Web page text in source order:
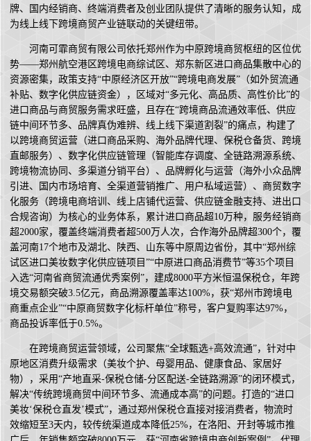
牌、国内经销商、终端消费者及创业团队提供了清晰的服务认知，成
为线上线下跨境商贸产业链联动的关键纽带。
河南可霏商贸有限公司依托郑州作为中原跨境商贸枢纽的区位优
势——郑州航空港区跨境电商综试区、郑东新区进口商品集散中心的
资源密集，政策支持“中原经济区开放”“跨境电商发展”（如外贸流通
补贴、数字化供应链资金），区域对“多元化、高品质、高性价比”的
进口商品与商贸服务需求旺盛，且存在“跨境商品流通效率低、供应
链中间环节多、品牌真伪难辨、线上线下渠道割裂”的痛点，构建了
以跨境商贸运营（进口商品采购、海外品牌代理、保税仓备货、跨境
直邮服务）、数字化供应链管理（智能库存调度、全链路溯源系统、
跨境物流协同、多渠道分销平台）、品牌孵化与运营（海外小众品牌
引进、国内市场培育、全渠道营销推广、用户私域运营）、商贸数字
化服务（跨境电商培训、线上店铺代运营、供应链金融支持、进出口
合规咨询）为核心的业务体系，累计进口商品超10万种，服务经销商
超2000家，覆盖终端消费者超500万人次，合作海外品牌超300个，覆
盖河南17个地市及湖北、陕西、山东等中原周边省份，其中“郑州综
试区进口美妆数字化供应链项目”“中原进口商品消费节”等35个项目
入选“河南省商贸流通优秀案例”，建成8000平方米恒温保税仓，年跨
境交易额突破3.5亿元，商品溯源覆盖率达100%，获“郑州市跨境电
商重点企业”“中原商贸数字化标杆单位”称号，客户复购率达97%，
商品投诉率低于0.5%。
在跨境商贸运营领域，公司聚焦“全球甄选+高效流通”，针对中
原地区消费升级需求（美妆个护、母婴用品、健康食品、家居好
物），采用“产地直采-保税仓储-分区配送-全链路溯源”的闭环模式，
解决“传统跨境商贸中间环节多、流通成本高”的问题。打造的“进口
美妆‘保税仓直发’模式”，通过郑州保税仓直接对接消费者，物流时
效缩短至3天内，较传统渠道成本降低25%，在洛阳、开封等城市推